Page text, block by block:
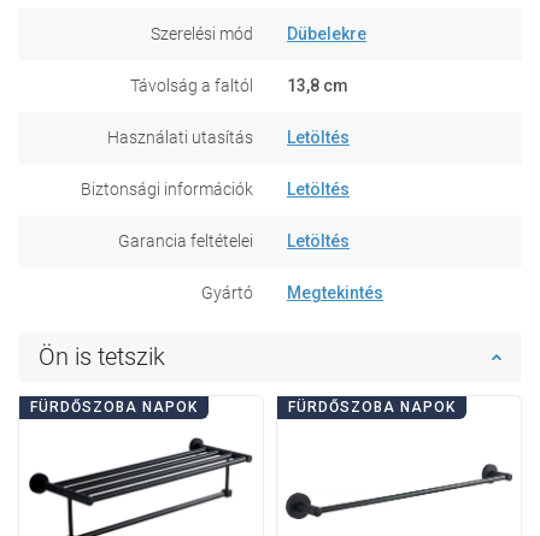
Szerelési mód Dübelekre
Távolság a faltól 13,8 cm
Használati utasítás Letöltés
Biztonsági információk Letöltés
Garancia feltételei Letöltés
Gyártó Megtekintés
Ön is tetszik
FÜRDŐSZOBA NAPOK FÜRDŐSZOBA NAPOK